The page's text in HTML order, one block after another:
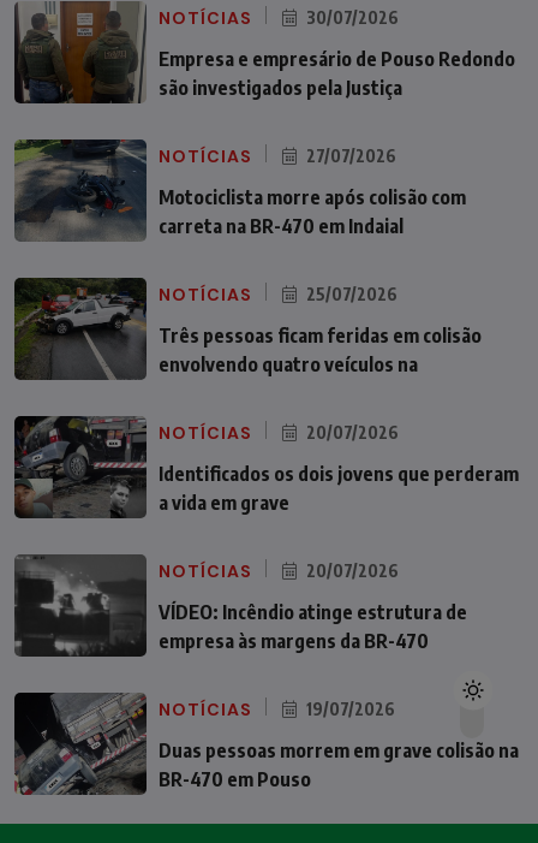
NOTÍCIAS 30/07/2026
Empresa e empresário de Pouso Redondo
são investigados pela Justiça
NOTÍCIAS 27/07/2026
Motociclista morre após colisão com
carreta na BR-470 em Indaial
NOTÍCIAS 25/07/2026
Três pessoas ficam feridas em colisão
envolvendo quatro veículos na
NOTÍCIAS 20/07/2026
Identificados os dois jovens que perderam
a vida em grave
NOTÍCIAS 20/07/2026
VÍDEO: Incêndio atinge estrutura de
empresa às margens da BR-470
NOTÍCIAS 19/07/2026
Duas pessoas morrem em grave colisão na
BR-470 em Pouso